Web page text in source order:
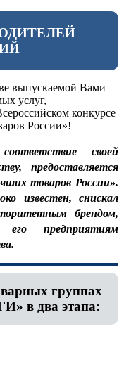
выпускаемой Вами
услуг,
конкурсе
России»!
своей
предоставляется
товаров России».
известен, снискал
брендом,
его предприятиям
группах
в два этапа: